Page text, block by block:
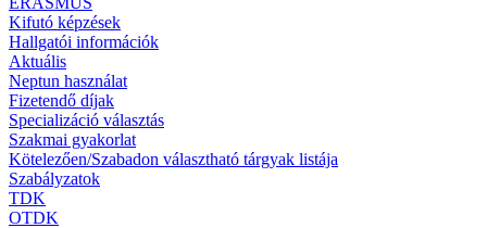
Kifutó képzések
Hallgatói információk
Aktuális
Neptun használat
Fizetendő díjak
Specializáció választás
Szakmai gyakorlat
Kötelezően/Szabadon választható tárgyak listája
Szabályzatok
TDK
OTDK